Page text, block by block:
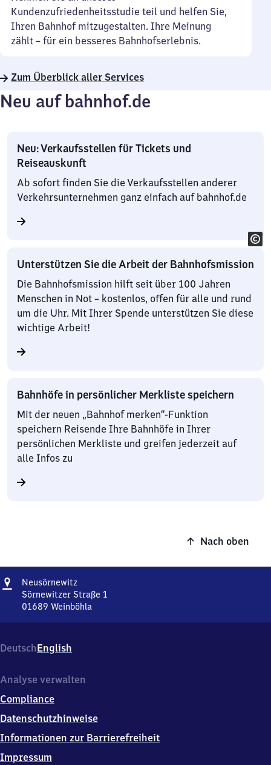
Kundenzufriedenheitsstudie teil und helfen Sie,
Ihren Bahnhof mitzugestalten. Ihre Meinung
zählt – für ein besseres Bahnhofserlebnis.
Zum Überblick aller Services
Neu auf bahnhof.de
Neu: Verkaufsstellen für Tickets und
Reiseauskunft
Ab sofort finden Sie die Verkaufsstellen anderer
Verkehrsunternehmen ganz einfach auf bahnhof.de
Unterstützen Sie die Arbeit der Bahnhofsmission
Die Bahnhofsmission hilft seit über 100 Jahren
Menschen in Not – kostenlos, offen für alle und rund
um die Uhr. Mit Ihrer Spende unterstützen Sie diese
wichtige Arbeit!
Bahnhöfe in persönlicher Merkliste speichern
Mit der neuen „Bahnhof merken“-Funktion
speichern Reisende Ihre Bahnhöfe in Ihrer
persönlichen Merkliste und greifen jederzeit auf
alle Infos zu
Nach oben
Adresse
NeusörnewitzNeusörnewitz
Sörnewitzer Straße 1
01689 Weinböhla
Straße
1,
1
8
9
DeutschEnglish
Analyse verwalten
Compliance
Datenschutzhinweise
Informationen zur Barrierefreiheit
Impressum